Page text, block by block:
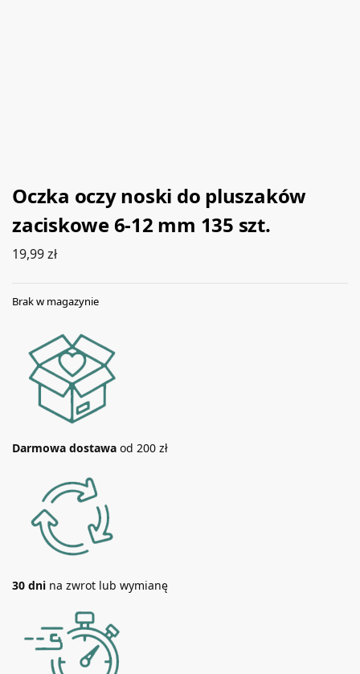
Oczka oczy noski do pluszaków
zaciskowe 6-12 mm 135 szt.
19,99zł
Brak w magazynie
Darmowa dostawa od 200 zł
30 dni na zwrot lub wymianę